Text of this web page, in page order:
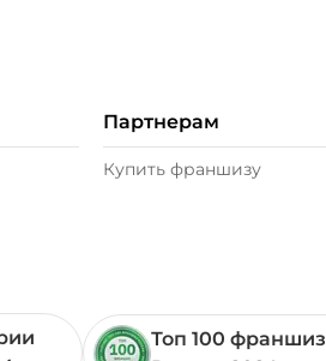
Партнерам
Купить франшизу
Топ 100 франшиз